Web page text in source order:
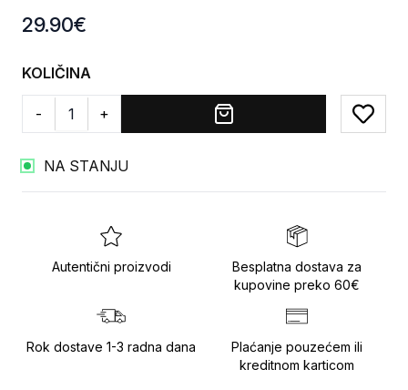
Product information
29.90€
KOLIČINA
- +
Add
NA STANJU
Autentični proizvodi
Besplatna dostava za
kupovine preko 60€
Rok dostave 1-3 radna dana
Plaćanje pouzećem ili
kreditnom karticom